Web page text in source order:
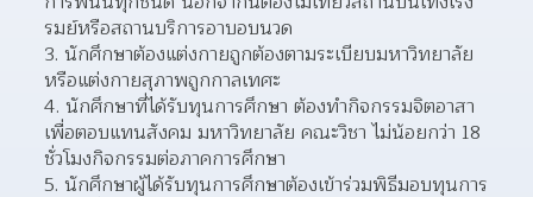
รมย์หรือสถานบริการอาบอบนวด
3. นักศึกษาต้องแต่งกายถูกต้องตามระเบียบมหาวิทยาลัย
หรือแต่งกายสุภาพถูกกาลเทศะ
4. นักศึกษาที่ได้รับทุนการศึกษา ต้องทำกิจกรรมจิตอาสา
เพื่อตอบแทนสังคม มหาวิทยาลัย คณะวิชา ไม่น้อยกว่า 18
ชั่วโมงกิจกรรมต่อภาคการศึกษา
5. นักศึกษาผู้ได้รับทุนการศึกษาต้องเข้าร่วมพิธีมอบทุนการ